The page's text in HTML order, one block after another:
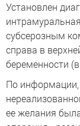
Установлен
субсерозным
справа в
беременности
По информации,
ее желания